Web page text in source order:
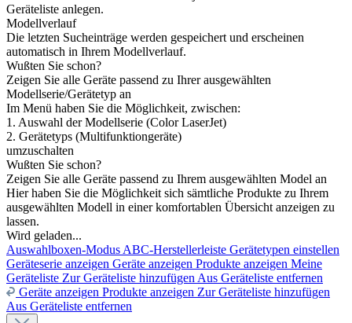
Geräteliste anlegen.
Modellverlauf
Die letzten Sucheinträge werden gespeichert und erscheinen
automatisch in Ihrem Modellverlauf.
Wußten Sie schon?
Zeigen Sie alle Geräte passend zu Ihrer ausgewählten
Modellserie/Gerätetyp an
Im Menü haben Sie die Möglichkeit, zwischen:
1. Auswahl der Modellserie (Color LaserJet)
2. Gerätetyps (Multifunktiongeräte)
umzuschalten
Wußten Sie schon?
Zeigen Sie alle Geräte passend zu Ihrem ausgewählten Model an
Hier haben Sie die Möglichkeit sich sämtliche Produkte zu Ihrem
ausgewählten Modell in einer komfortablen Übersicht anzeigen zu
lassen.
Wird geladen...
Auswahlboxen-Modus ABC-Herstellerleiste Gerätetypen einstellen
Geräteserie anzeigen Geräte anzeigen Produkte anzeigen Meine
Geräteliste Zur Geräteliste hinzufügen Aus Geräteliste entfernen
Geräte anzeigen Produkte anzeigen Zur Geräteliste hinzufügen
Aus Geräteliste entfernen